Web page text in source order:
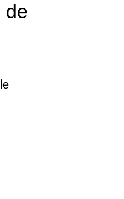
de